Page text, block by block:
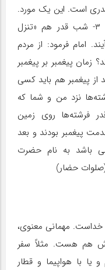
است. این یک مورد.
۲- شب قدر هم در ماه رمضان است. ۳- شب قدر هم «تنزل
امام فرمود: از مردم
زمان پیغمبر بر پیغمبر
پیغمبر هم باید کسی
نزد من و شما که
فرشته‌ها روی زمین
پیغمبر بودند و بعد
باشد به نام حضرت
حضار)
خداست. مهمانی معنوی،
هم هست. مثلاً سفر
با هواپیما و قطار